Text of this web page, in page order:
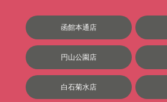
函館本通店
円山公園店
白石菊水店